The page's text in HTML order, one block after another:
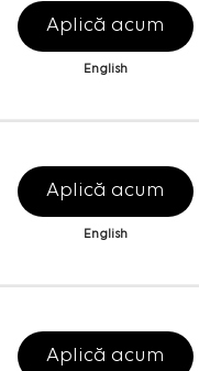
Aplică acum
English
Aplică acum
English
Aplică acum